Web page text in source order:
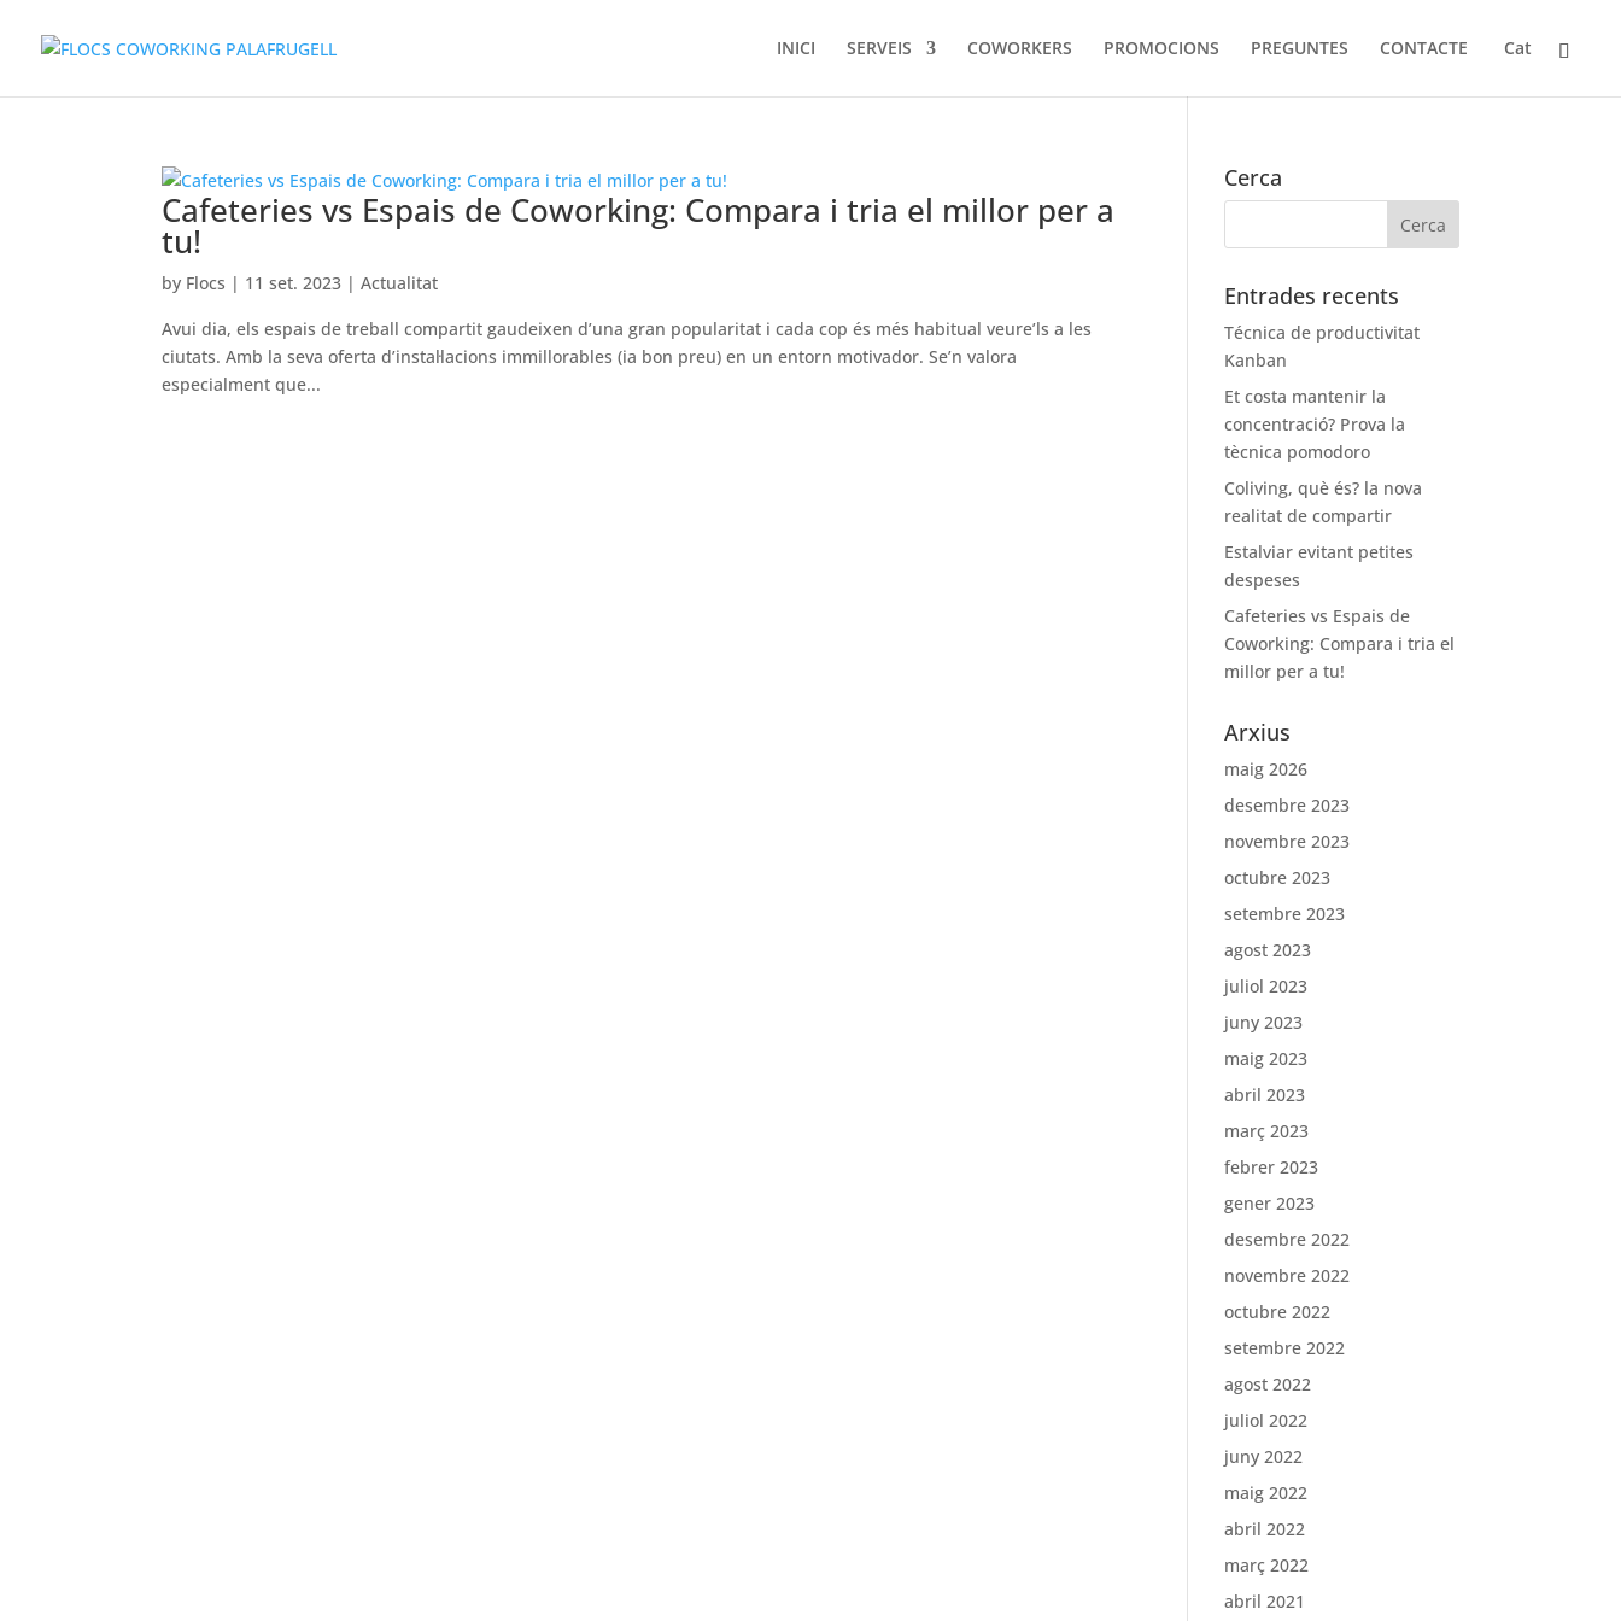
INICI SERVEIS COWORKERS PROMOCIONS PREGUNTES CONTACTE Cat
Cafeteries vs Espais de Coworking: Compara i tria el millor per a
tu!
by Flocs | 11 set. 2023 |Actualitat
Avui dia, els espais de treball compartit gaudeixen d’una gran popularitat i cada cop és més habitual veure’ls a les
ciutats. Amb la seva oferta d’instal·lacions immillorables (ia bon preu) en un entorn motivador. Se’n valora
especialment que...
Cerca
Entrades recents
Técnica de productivitat
Kanban
Et costa mantenir la
concentració? Prova la
tècnica pomodoro
Coliving, què és? la nova
realitat de compartir
Estalviar evitant petites
despeses
Cafeteries vs Espais de
Coworking: Compara i tria el
millor per a tu!
Arxius
maig 2026
desembre 2023
novembre 2023
octubre 2023
setembre 2023
agost 2023
juliol 2023
juny 2023
maig 2023
abril 2023
març 2023
febrer 2023
gener 2023
desembre 2022
novembre 2022
octubre 2022
setembre 2022
agost 2022
juliol 2022
juny 2022
maig 2022
abril 2022
març 2022
abril 2021